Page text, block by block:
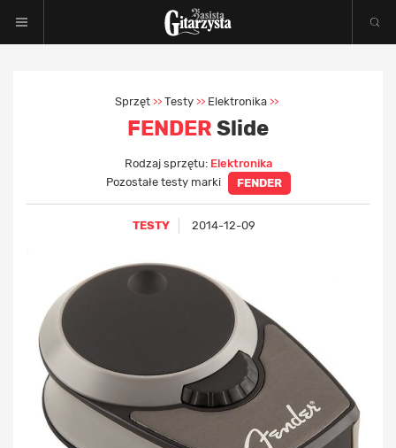
Sprzęt >> Testy >> Elektronika >>
FENDER Slide
Rodzaj sprzętu: Elektronika
Pozostałe testy marki
FENDER
TESTY 2014-12-09